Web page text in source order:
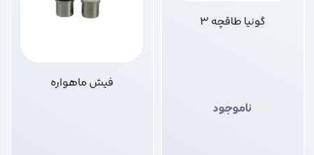
گونیا طاقچه 3
ناموجود
فیش ماهواره